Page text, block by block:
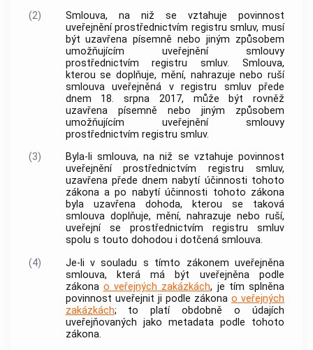
(2)
Smlouva, na niž se vztahuje povinnost
uveřejnění prostřednictvím registru smluv, musí
být uzavřena písemně nebo jiným způsobem
umožňujícím uveřejnění smlouvy
prostřednictvím registru smluv. Smlouva,
kterou se doplňuje, mění, nahrazuje nebo ruší
smlouva uveřejněná v registru smluv přede
dnem 18. srpna 2017, může být rovněž
uzavřena písemně nebo jiným způsobem
umožňujícím uveřejnění smlouvy
prostřednictvím registru smluv.
(3)
Byla-li smlouva, na niž se vztahuje povinnost
uveřejnění prostřednictvím registru smluv,
uzavřena přede dnem nabytí účinnosti tohoto
zákona a po nabytí účinnosti tohoto zákona
byla uzavřena dohoda, kterou se taková
smlouva doplňuje, mění, nahrazuje nebo ruší,
uveřejní se prostřednictvím registru smluv
spolu s touto dohodou i dotčená smlouva.
(4)
Je-li v souladu s tímto zákonem uveřejněna
smlouva, která má být uveřejněna podle
zákona o veřejných zakázkách, je tím splněna
povinnost uveřejnit ji podle zákona o veřejných
zakázkách; to platí obdobně o údajích
uveřejňovaných jako metadata podle tohoto
zákona.